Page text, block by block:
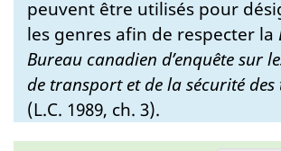
peuvent être utilisés pour
les genres afin de respecter la
Bureau canadien d’enquête sur
de transport et de la sécurité
(L.C. 1989, ch. 3).